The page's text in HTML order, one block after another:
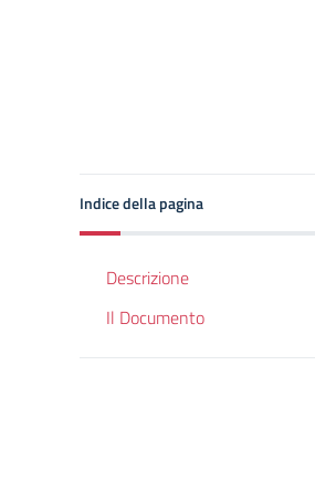
Indice della pagina
Descrizione
Il Documento